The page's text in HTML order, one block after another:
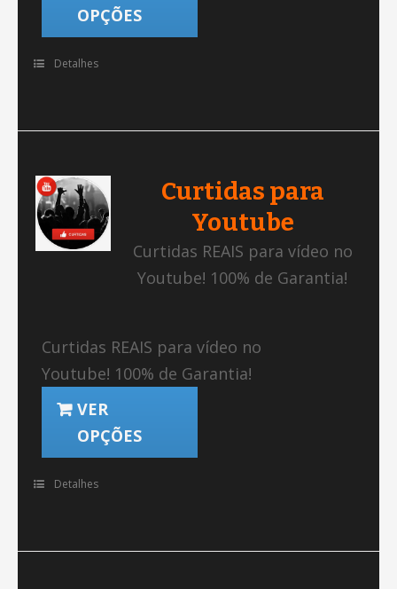
OPÇÕES
Detalhes
Curtidas para
Youtube
Curtidas REAIS para vídeo no
Youtube! 100% de Garantia!
Curtidas REAIS para vídeo no
Youtube! 100% de Garantia!
VER
OPÇÕES
Detalhes